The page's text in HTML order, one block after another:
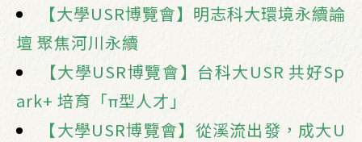
【大學USR博覽會】明志科大環境永續論
壇 聚焦河川永續
【大學USR博覽會】台科大USR 共好Sp
ark+ 培育「π型人才」
【大學USR博覽會】從溪流出發，成大U